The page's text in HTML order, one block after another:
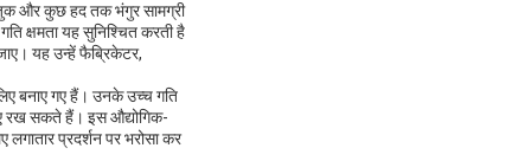
और कुछ हद तक भंगुर सामग्री
क्षमता यह सुनिश्चित करती है
यह उन्हें फैब्रिकेटर,
बनाए गए हैं। उनके उच्च गति
रख सकते हैं। इस औद्योगिक-
प्रदर्शन पर भरोसा कर